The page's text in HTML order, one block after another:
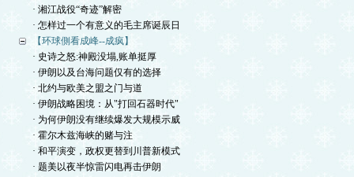
· 湘江战役“奇迹”解密
· 怎样过一个有意义的毛主席诞辰日
【环球側看成峰--成疯】
· 史诗之怒:神殿没塌,账单挺厚
· 伊朗以及台海问题仅有的选择
· 北约与欧美之盟之门与道
· 伊朗战略困境：从"打回石器时代"
· 为何伊朗没有继续爆发大规模示威
· 霍尔木兹海峡的赌与注
· 和平演变，政权更替到川普新模式
· 题美以夜半惊雷闪电再击伊朗